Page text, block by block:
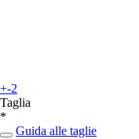
+-2
Taglia
*
Guida alle taglie